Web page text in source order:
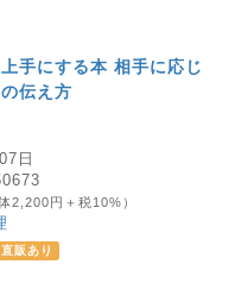
手にする本 相手に応じ
伝え方
日
体2,200円＋税10%）
販あり